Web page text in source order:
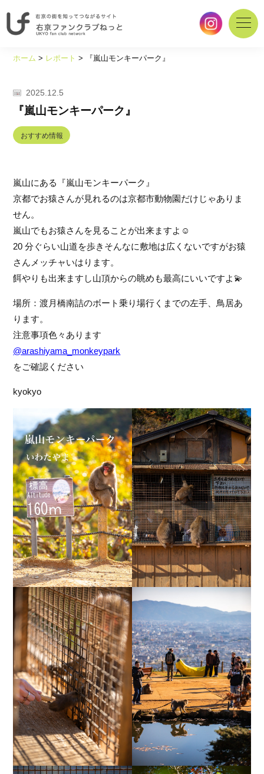
を
て
る
サ
イ
｜
右
京
フ
ン
ブ
ね
っ
ホーム > レポート > 『嵐山モンキーパーク』
2025.12.5
『嵐山モンキーパーク』
おすすめ情報
嵐山にある『嵐山モンキーパーク』
京都でお猿さんが見れるのは京都市動物園だけじゃありま
せん。
嵐山でもお猿さんを見ることが出来ますよ ☺
20 分ぐらい山道を歩きそんなに敷地は広くないですがお猿
さんメッチャいはります。
餌やりも出来ますし山頂からの眺めも最高にいいですよ 💫
場所：渡月橋南詰のボート乗り場行くまでの左手、鳥居あ
ります。
注意事項色々あります
@arashiyama_monkeypark
をご確認ください
kyokyo